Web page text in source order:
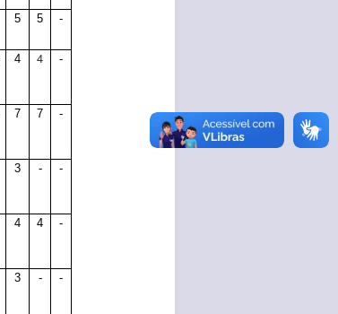
5 5 -
4 4 -
7 7 -
3 - -
4 4 -
3 - -